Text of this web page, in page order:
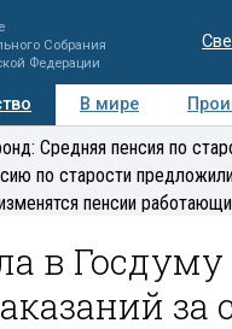
Собрания
Федерации
В мире
Регионы
Средняя пенсия по
по старости
пенсии
в
за